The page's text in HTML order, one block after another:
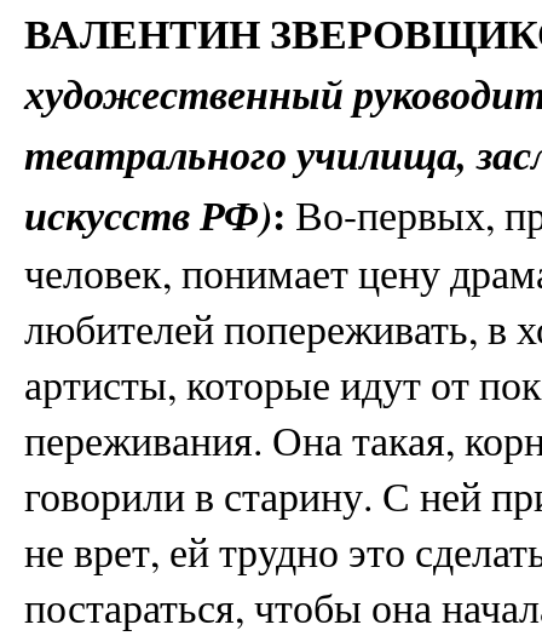
ВАЛЕНТИН
художественный
театрального училища,
искусств РФ): Во-первых,
человек, понимает цену
любителей попереживать, в
артисты, которые идут от
переживания. Она такая,
говорили в старину. С ней
не врет, ей трудно это
постараться, чтобы она